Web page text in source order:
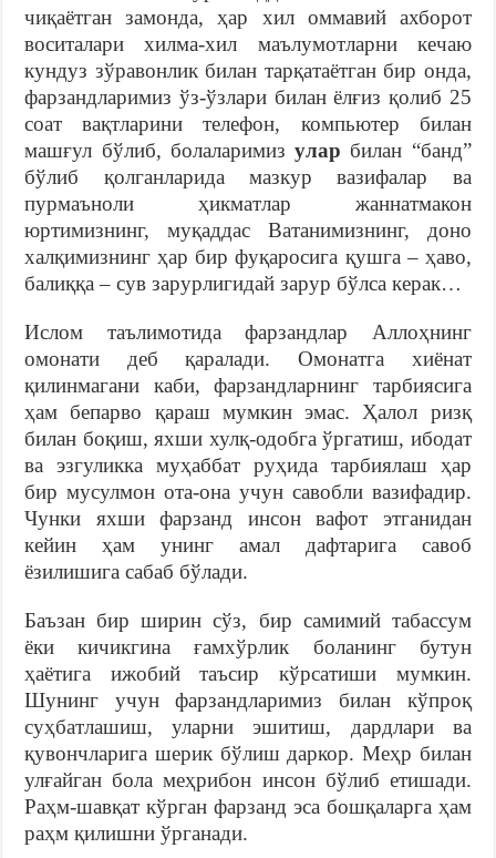
чиқаётган замонда, ҳар хил оммавий ахборот
воситалари хилма-хил маълумотларни кечаю
кундуз зўравонлик билан тарқатаётган бир онда,
фарзандларимиз ўз-ўзлари билан ёлғиз қолиб 25
соат вақтларини телефон, компьютер билан
машғул бўлиб, болаларимизулар билан “банд”
бўлиб қолганларида мазкур вазифалар ва
пурмаъноли ҳикматлар жаннатмакон
юртимизнинг, муқаддас Ватанимизнинг, доно
халқимизнинг ҳар бир фуқаросига қушга – ҳаво,
балиққа – сув зарурлигидай зарур бўлса керак…
Ислом таълимотида фарзандлар Аллоҳнинг
омонати деб қаралади. Омонатга хиёнат
қилинмагани каби, фарзандларнинг тарбиясига
ҳам бепарво қараш мумкин эмас. Ҳалол ризқ
билан боқиш, яхши хулқ-одобга ўргатиш, ибодат
ва эзгуликка муҳаббат руҳида тарбиялаш ҳар
бир мусулмон ота-она учун савобли вазифадир.
Чунки яхши фарзанд инсон вафот этганидан
кейин ҳам унинг амал дафтарига савоб
ёзилишига сабаб бўлади.
Баъзан бир ширин сўз, бир самимий табассум
ёки кичикгина ғамхўрлик боланинг бутун
ҳаётига ижобий таъсир кўрсатиши мумкин.
Шунинг учун фарзандларимиз билан кўпроқ
суҳбатлашиш, уларни эшитиш, дардлари ва
қувончларига шерик бўлиш даркор. Меҳр билан
улғайган бола меҳрибон инсон бўлиб етишади.
Раҳм-шавқат кўрган фарзанд эса бошқаларга ҳам
раҳм қилишни ўрганади.